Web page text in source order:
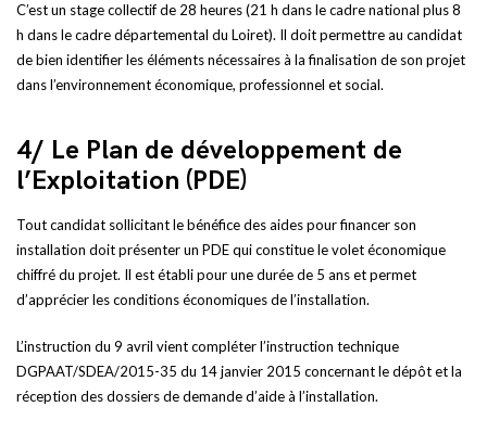
C’est un stage collectif de 28 heures (21 h dans le cadre national plus 8
h dans le cadre départemental du Loiret). Il doit permettre au candidat
de bien identifier les éléments nécessaires à la finalisation de son projet
dans l’environnement économique, professionnel et social.
4/ Le Plan de développement de
l’Exploitation (PDE)
Tout candidat sollicitant le bénéfice des aides pour financer son
installation doit présenter un PDE qui constitue le volet économique
chiffré du projet. Il est établi pour une durée de 5 ans et permet
d’apprécier les conditions économiques de l’installation.
L’instruction du 9 avril vient compléter l’instruction technique
DGPAAT/SDEA/2015-35 du 14 janvier 2015 concernant le dépôt et la
réception des dossiers de demande d’aide à l’installation.